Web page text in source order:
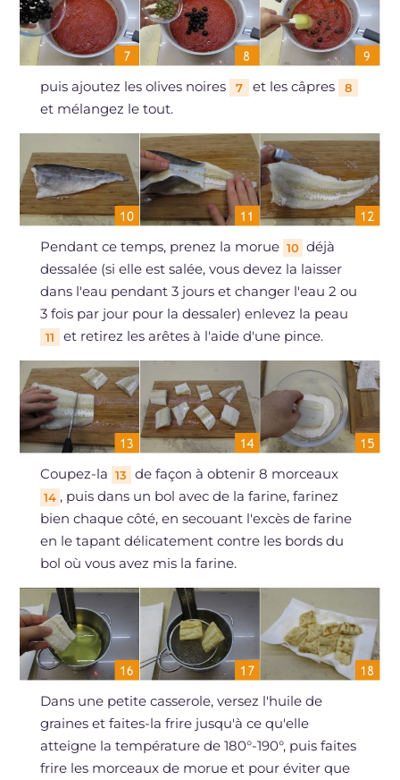
puis ajoutez les olives noires 7 et les câpres 8
et mélangez le tout.
Pendant ce temps, prenez la morue 10 déjà
dessalée (si elle est salée, vous devez la laisser
dans l'eau pendant 3 jours et changer l'eau 2 ou
3 fois par jour pour la dessaler) enlevez la peau
11 et retirez les arêtes à l'aide d'une pince.
Coupez-la 13 de façon à obtenir 8 morceaux
14 , puis dans un bol avec de la farine, farinez
bien chaque côté, en secouant l'excès de farine
en le tapant délicatement contre les bords du
bol où vous avez mis la farine.
Dans une petite casserole, versez l'huile de
graines et faites-la frire jusqu'à ce qu'elle
atteigne la température de 180°-190°, puis faites
frire les morceaux de morue et pour éviter que